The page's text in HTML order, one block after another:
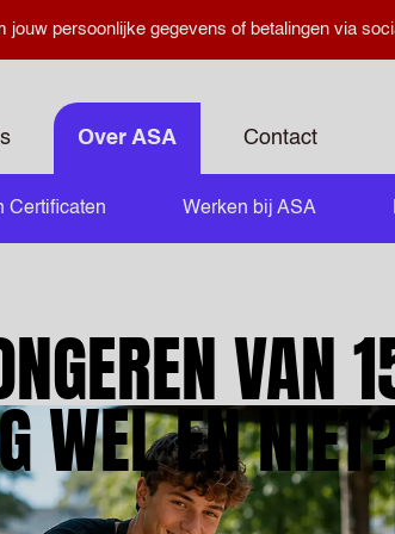
jouw persoonlijke gegevens of betalingen via
Over ASA Contact
Certificaten Werken bij ASA
VAN
WEL EN